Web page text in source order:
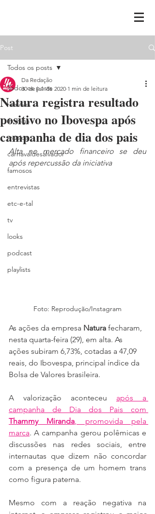
Post
Todos os posts
realities
ih,miga
música
carnavaldesalvador
famosos
entrevistas
etc-e-tal
tv
looks
podcast
playlists
Todos os posts
Natura registra resultado
positivo no Ibovespa após
campanha de dia dos pais
Da Redação
30 de jul. de 2020 1 min de leitura
Alta no mercado financeiro se deu
após repercussão da iniciativa
Foto: Reprodução/Instagram
As ações da empresa Natura fecharam,
nesta quarta-feira (29), em alta. As
ações subiram 6,73%, cotadas a 47,09
reais, do Ibovespa, principal índice da
Bolsa de Valores brasileira.
A valorização aconteceu após a
Thammy Miranda , promovida pela
marca. A campanha gerou polêmicas e
discussões nas redes sociais, entre
internautas que dizem não concordar
com a presença de um homem trans
como figura paterna.
Mesmo com a reação negativa na